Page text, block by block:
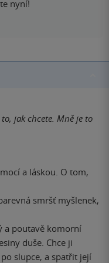
nyní!
jak chcete. Mně je to
a láskou. O tom,
smršť myšlenek,
a poutavě komorní
duše. Chce ji
slupce, a spatřit její